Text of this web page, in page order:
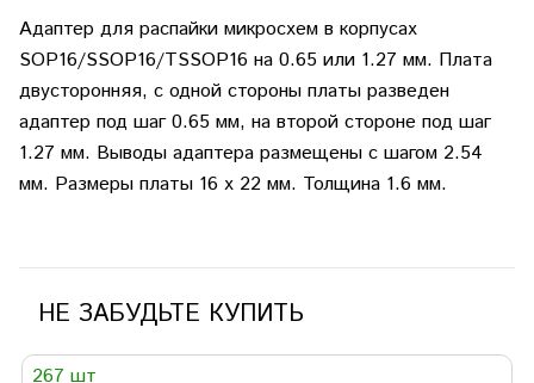
Адаптер для распайки микросхем в корпусах
SOP16/SSOP16/TSSOP16 на 0.65 или 1.27 мм. Плата
двусторонняя, с одной стороны платы разведен
адаптер под шаг 0.65 мм, на второй стороне под шаг
1.27 мм. Выводы адаптера размещены с шагом 2.54
мм. Размеры платы 16 x 22 мм. Толщина 1.6 мм.
НЕ ЗАБУДЬТЕ КУПИТЬ
267 шт